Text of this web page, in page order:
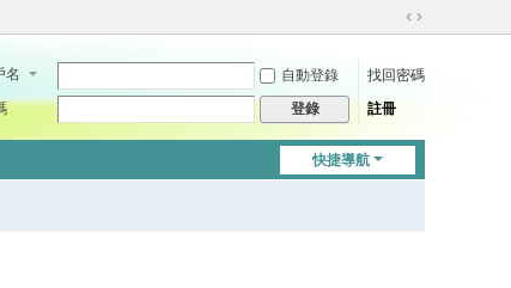
切
到
名 自動登錄
找回密碼
登錄 註冊
快捷導航